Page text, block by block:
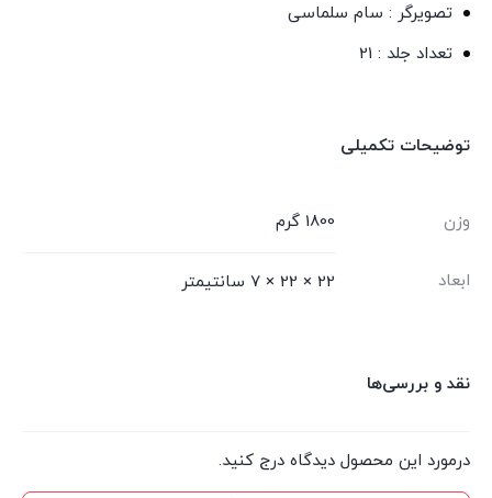
تصویرگر : سام سلماسی
تعداد جلد : 21
توضیحات تکمیلی
وزن 1800 گرم
ابعاد 22 × 22 × 7 سانتیمتر
نقد و بررسی‌ها
درمورد این محصول دیدگاه درج کنید.